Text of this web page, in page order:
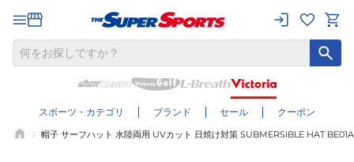
スポーツ・カテゴリ ブランド セール クーポン
帽子 サーフハット 水陸両用 UVカット 日焼け対策 SUBMERSIBLE HAT